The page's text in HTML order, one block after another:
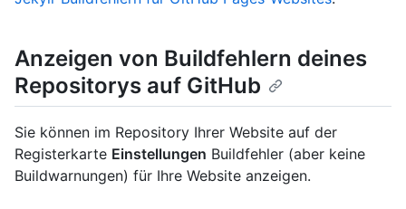
Anzeigen von Buildfehlern deines
Repositorys auf GitHub
Sie können im Repository Ihrer Website auf der
Registerkarte Einstellungen Buildfehler (aber keine
Buildwarnungen) für Ihre Website anzeigen.